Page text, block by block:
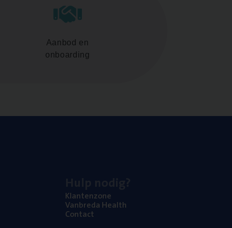
Aanbod en
onboarding
Klan­ten­zo­ne
Van­b­re­da Health
Con­tact